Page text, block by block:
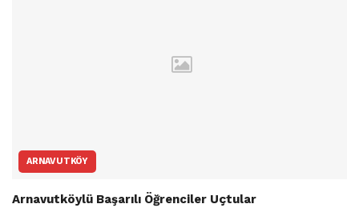
ARNAVUTKÖY
Arnavutköylü Başarılı Öğrenciler Uçtular